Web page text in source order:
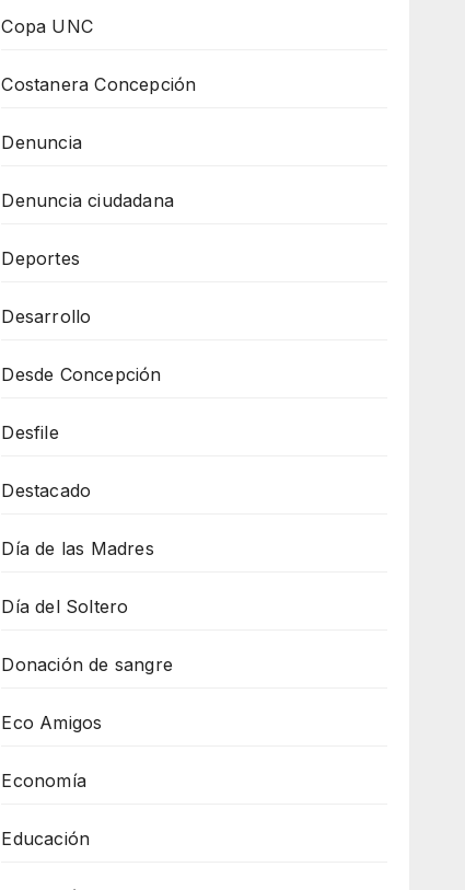
Copa UNC
Costanera Concepción
Denuncia
Denuncia ciudadana
Deportes
Desarrollo
Desde Concepción
Desfile
Destacado
Día de las Madres
Día del Soltero
Donación de sangre
Eco Amigos
Economía
Educación